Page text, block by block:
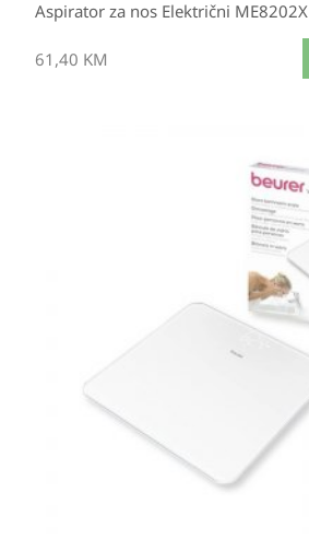
Aspirator za nos Električni ME8202X
61,40 KM